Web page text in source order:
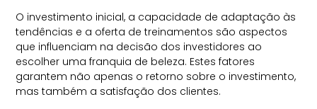
O investimento inicial, a capacidade de adaptação às
tendências e a oferta de treinamentos são aspectos
que influenciam na decisão dos investidores ao
escolher uma franquia de beleza. Estes fatores
garantem não apenas o retorno sobre o investimento,
mas também a satisfação dos clientes.